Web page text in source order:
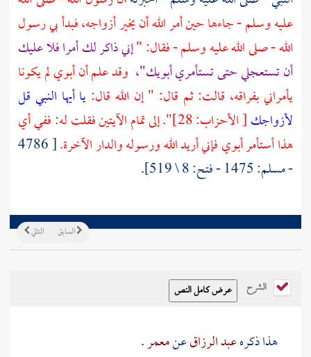
عليه وسلم - جاءها حين أمر الله أن يخير أزواجه، فبدأ بي رسول
الله - صلى الله عليه وسلم - فقال: "إني ذاكر لك أمرا فلا عليك
أن تستعجلي حتى تستأمري أبويك"، وقد علم أن أبوي لم يكونا
يأمراني بفراقه، قالت: ثم قال: " إن الله قال: يا أيها النبي قل
لأزواجك
[ الأحزاب: 28]". إلى تمام الآيتين فقلت له: ففي أي
هذا أستأمر أبوي فإني أريد الله ورسوله والدار الآخرة. [ 4786
- مسلم: 1475 - فتح: 8 \ 519].
التالي السابق
الشرح
هذا ذكرهعبد الرزاقعنمعمر.